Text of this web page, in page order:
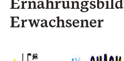
Erwachsener